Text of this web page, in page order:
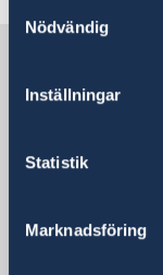
Nödvändig
Inställningar
Statistik
Marknadsföring
Sector F-6/3